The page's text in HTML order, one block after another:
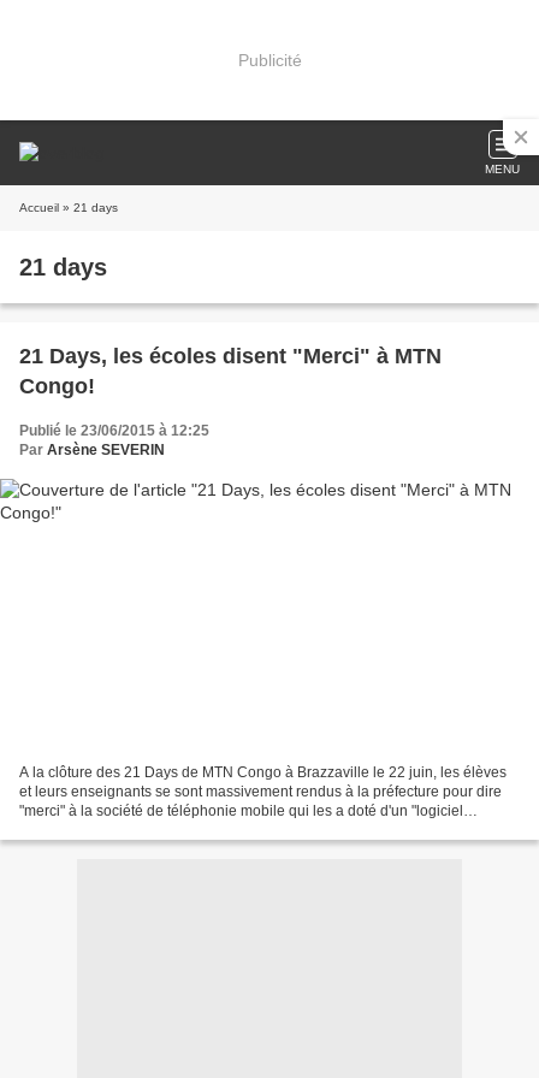
Publicité
MENU
Accueil » 21 days
21 days
21 Days, les écoles disent "Merci" à MTN
Congo!
Publié le 23/06/2015 à 12:25
Par Arsène SEVERIN
A la clôture des 21 Days de MTN Congo à Brazzaville le 22 juin, les élèves
et leurs enseignants se sont massivement rendus à la préfecture pour dire
"merci" à la société de téléphonie mobile qui les a doté d'un "logiciel